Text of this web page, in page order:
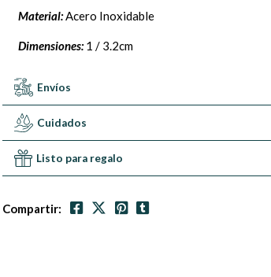
Material:Acero Inoxidable
Dimensiones: 1 / 3.2cm
Envíos
Cuidados
Listo para regalo
Compartir: